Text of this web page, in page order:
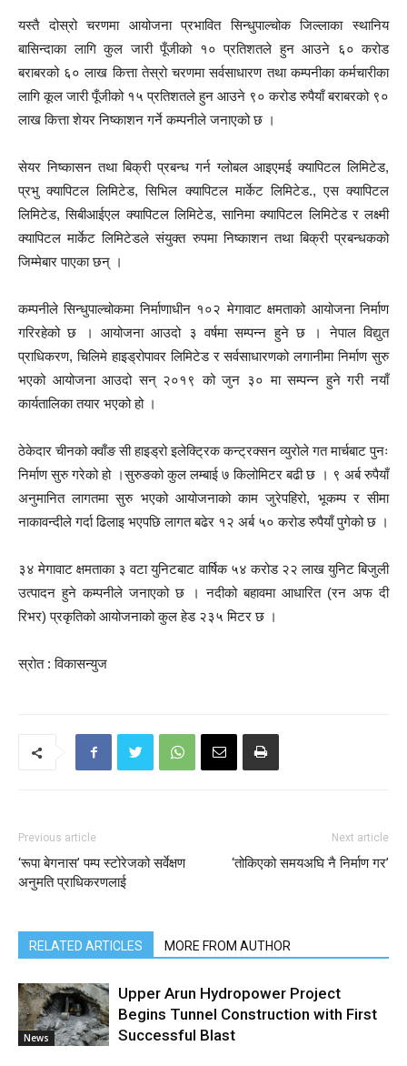
यस्तै दोस्रो चरणमा आयोजना प्रभावित सिन्धुपाल्चोक जिल्लाका स्थानिय
बासिन्दाका लागि कुल जारी पूँजीको १० प्रतिशतले हुन आउने ६० करोड
बराबरको ६० लाख कित्ता तेस्रो चरणमा सर्वसाधारण तथा कम्पनीका कर्मचारीका
लागि कूल जारी पूँजीको १५ प्रतिशतले हुन आउने ९० करोड रुपैयाँ बराबरको ९०
लाख कित्ता शेयर निष्काशन गर्ने कम्पनीले जनाएको छ ।
सेयर निष्कासन तथा बिक्री प्रबन्ध गर्न ग्लोबल आइएमई क्यापिटल लिमिटेड,
प्रभु क्यापिटल लिमिटेड, सिभिल क्यापिटल मार्केट लिमिटेड., एस क्यापिटल
लिमिटेड, सिबीआईएल क्यापिटल लिमिटेड, सानिमा क्यापिटल लिमिटेड र लक्ष्मी
क्यापिटल मार्केट लिमिटेडले संयुक्त रुपमा निष्काशन तथा बिक्री प्रबन्धकको
जिम्मेबार पाएका छन् ।
कम्पनीले सिन्धुपाल्चोकमा निर्माणाधीन १०२ मेगावाट क्षमताको आयोजना निर्माण
गरिरहेको छ । आयोजना आउदो ३ वर्षमा सम्पन्न हुने छ । नेपाल विद्युत
प्राधिकरण, चिलिमे हाइड्रोपावर लिमिटेड र सर्वसाधारणको लगानीमा निर्माण सुरु
भएको आयोजना आउदो सन् २०१९ को जुन ३० मा सम्पन्न हुने गरी नयाँ
कार्यतालिका तयार भएको हो ।
ठेकेदार चीनको क्वाँङ सी हाइड्रो इलेक्ट्रिक कन्ट्रक्सन व्युरोले गत मार्चबाट पुनः
निर्माण सुरु गरेको हो ।सुरुङको कुल लम्बाई ७ किलोमिटर बढी छ । ९ अर्ब रुपैयाँ
अनुमानित लागतमा सुरु भएको आयोजनाको काम जुरेपहिरो, भूकम्प र सीमा
नाकावन्दीले गर्दा ढिलाइ भएपछि लागत बढेर १२ अर्ब ५० करोड रुपैयाँ पुगेको छ ।
३४ मेगावाट क्षमताका ३ वटा युनिटबाट वार्षिक ५४ करोड २२ लाख युनिट बिजुली
उत्पादन हुने कम्पनीले जनाएको छ । नदीको बहावमा आधारित (रन अफ दी
रिभर) प्रकृतिको आयोजनाको कुल हेड २३५ मिटर छ ।
स्रोत : विकासन्युज
Previous article
‘रूपा बेगनास’ पम्प स्टोरेजको सर्वेक्षण
अनुमति प्राधिकरणलाई
Next article
‘तोकिएको समयअघि नै निर्माण गर’
RELATED ARTICLES MORE FROM AUTHOR
News
Upper Arun Hydropower Project
Begins Tunnel Construction with First
Successful Blast